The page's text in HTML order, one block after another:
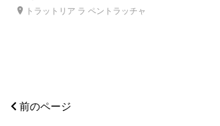
トラットリア ラ ペントラッチャ
前のページ